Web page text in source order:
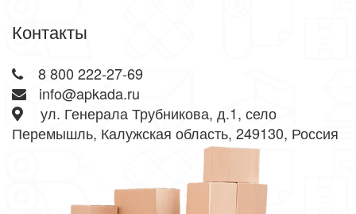
Контакты
8 800 222-27-69
info@apkada.ru
ул. Генерала Трубникова, д.1, село
Перемышль, Калужская область, 249130, Россия